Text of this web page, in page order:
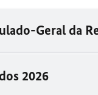
Geral da
2026